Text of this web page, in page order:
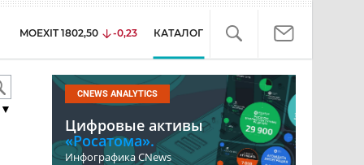
MOEXIT 1802,50 -0,23 КАТАЛОГ
▼
CNEWS ANALYTICS
Цифровые активы
«Росатома».
Инфографика CNews